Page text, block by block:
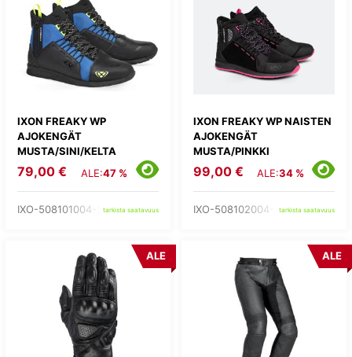
IXON FREAKY WP
AJOKENGÄT
MUSTA/SINI/KELTA
79,00 € ALE:47 %
IXO-508101004-35-tarkista saatavuus
IXON FREAKY WP NAISTEN
AJOKENGÄT
MUSTA/PINKKI
99,00 € ALE:34 %
IXO-508102004-73-tarkista saatavuus
ALE ALE